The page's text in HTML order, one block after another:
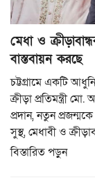
মেধা ও
বাস্তবায়ন করছে
চট্টগ্রামে একটি
ক্রীড়া প্রতিমন্ত্রী
প্রদান, নতুন
সুস্থ, মেধাবী ও
বিস্তারিত পড়ুন